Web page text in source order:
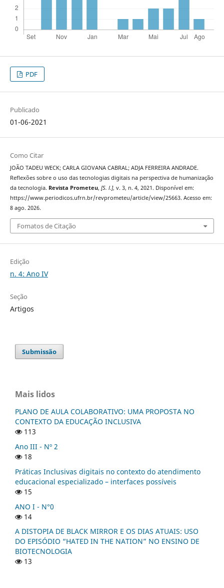
PDF
Publicado
01-06-2021
Como Citar
JOÃO TADEU WECK; CARLA GIOVANA CABRAL; ADJA FERREIRA ANDRADE.
Reflexões sobre o uso das tecnologias digitais na perspectiva de humanização
da tecnologia. Revista Prometeu, [S. l.], v. 3, n. 4, 2021. Disponível em:
https://www.periodicos.ufrn.br/revprometeu/article/view/25663. Acesso em:
8 ago. 2026.
Fomatos de Citação
Edição
n. 4: Ano IV
Seção
Artigos
Submissão
Mais lidos
PLANO DE AULA COLABORATIVO: UMA PROPOSTA NO
CONTEXTO DA EDUCAÇÃO INCLUSIVA
113
Ano III - Nº 2
18
Práticas Inclusivas digitais no contexto do atendimento
educacional especializado – interfaces possíveis
15
ANO I - N°0
14
A DISTOPIA DE BLACK MIRROR E OS DIAS ATUAIS: USO
DO EPISÓDIO “HATED IN THE NATION” NO ENSINO DE
BIOTECNOLOGIA
13